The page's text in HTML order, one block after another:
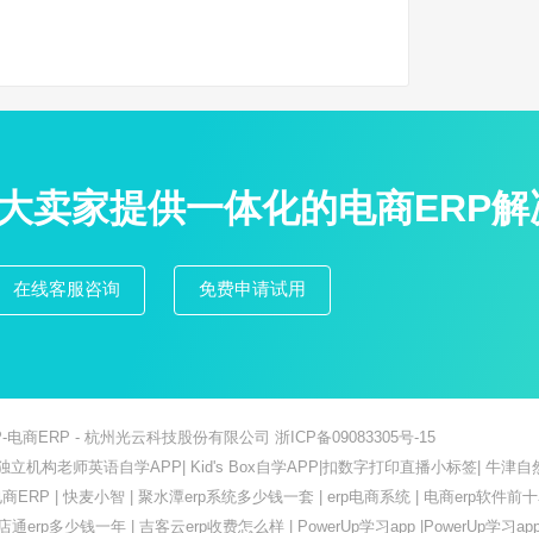
卖家提供一体化的电商ERP
在线客服咨询 免费申请试用
电商ERP - 杭州光云科技股份有限公司 浙ICP备09083305号-15
立机构老师英语自学APP| Kid's Box自学APP|扣数字打印直播小标签| 牛津自
商ERP | 快麦小智 | 聚水潭erp系统多少钱一套 | erp电商系统 | 电商erp软件前十
通erp多少钱一年| 吉客云erp收费怎么样| PowerUp学习app|PowerUp学习